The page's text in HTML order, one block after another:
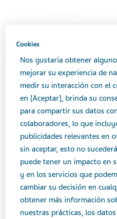
La comunicación referente a
de expendio bajo receta
medicinales de venta libre,
por el Ministerio de Salud
que los mensajes
productos brinden la
las características de cada
NULARTRIN
Área terapéutica
Osteoarticular
Condición de Venta
Cookies
Nos gustaría obtener
mejorar su experiencia de
medir su interacción con el
en [Aceptar], brinda su
para compartir sus datos
colaboradores, lo que
publicidades relevantes en
sin aceptar, esto no
puede tener un impacto en
y en los servicios que
cambiar su decisión en
obtener más información
nuestras prácticas, los